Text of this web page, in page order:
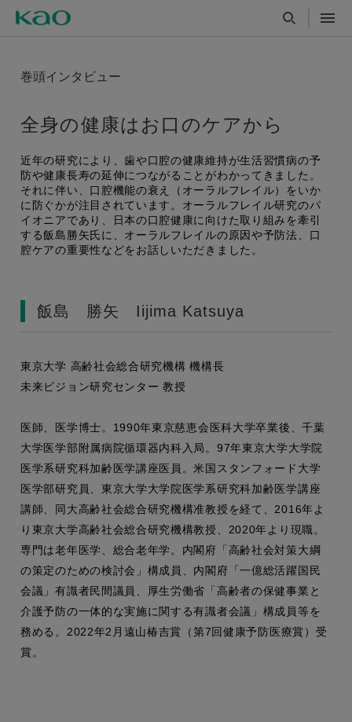
巻頭インタビュー
全身の健康はお口のケアから
近年の研究により、歯や口腔の健康維持が生活習慣病の予
防や健康長寿の延伸につながることがわかってきました。
それに伴い、口腔機能の衰え（オーラルフレイル）をいか
に防ぐかが注目されています。オーラルフレイル研究のパ
イオニアであり、日本の口腔健康に向けた取り組みを牽引
する飯島勝矢氏に、オーラルフレイルの原因や予防法、口
腔ケアの重要性などをお話しいただきました。
飯島 勝矢 Iijima Katsuya
東京大学 高齢社会総合研究機構 機構長
未来ビジョン研究センター 教授
医師、医学博士。1990年東京慈恵会医科大学卒業後、千葉
大学医学部附属病院循環器内科入局。97年東京大学大学院
医学系研究科加齢医学講座医員。米国スタンフォード大学
医学部研究員、東京大学大学院医学系研究科加齢医学講座
講師、同大高齢社会総合研究機構准教授を経て、2016年よ
り東京大学高齢社会総合研究機構教授、2020年より現職。
専門は老年医学、総合老年学。内閣府「高齢社会対策大綱
の策定のための検討会」構成員、内閣府「一億総活躍国民
会議」有識者民間議員、厚生労働省「高齢者の保健事業と
介護予防の一体的な実施に関する有識者会議」構成員等を
務める。2022年2月遠山椿吉賞（第7回健康予防医療賞）受
賞。